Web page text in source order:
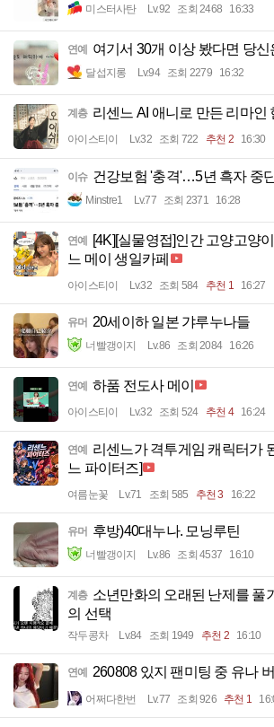
미스터사탄 Lv.92 조회 2468 16:33
연예 여기서 30개 이상 봤다면 당신
달섭지롱 Lv.94 조회 2279 16:32
계층 리센느 AI 애니로 만든 리마인
아이스티이 Lv.32 조회 722 추천 2 16:30
이슈 건강보험 '충격'…5년 흑자 중
Minstre1 Lv.77 조회 2371 16:28
연예
[4K][실물영접]인간 고양고양
느 메이 생일카페
아이스티이 Lv.32 조회 584 추천 1 16:27
유머 20세이하 일본 갸루누나들
너빨갱이지 Lv.86 조회 2084 16:26
연예 하품 전도사 메이
아이스티이 Lv.32 조회 524 추천 4 16:24
연예
리센느가 격투게임 캐릭터가
느 파이터즈]
여름눈꽃 Lv.71 조회 585 추천 3 16:22
유머 후방)40대누나. 모닝루틴
너빨갱이지 Lv.86 조회 4537 16:10
계층 소년만화의 오래된 난제를 풀
의 선택
작두콩차 Lv.84 조회 1949 추천 2 16:10
연예 260808 있지 팬미팅 중 유나
어쩌다한번 Lv.77 조회 926 추천 1